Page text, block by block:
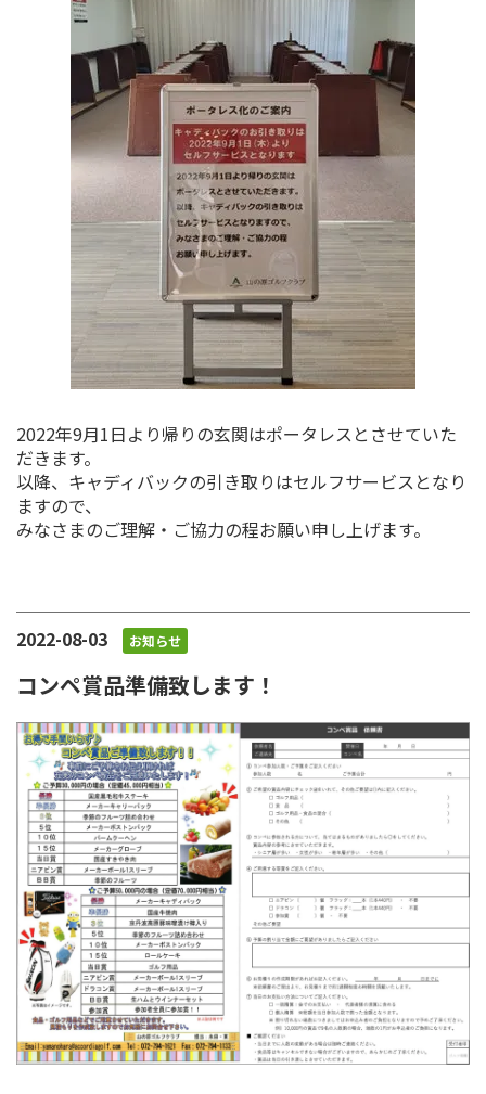
2022年9月1日より帰りの玄関はポータレスとさせていた
だきます。
以降、キャディバックの引き取りはセルフサービスとなり
ますので、
みなさまのご理解・ご協力の程お願い申し上げます。
2022-08-03 お知らせ
コンペ賞品準備致します！